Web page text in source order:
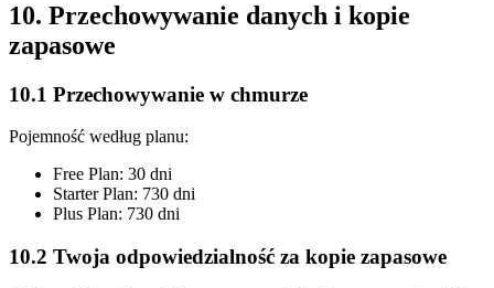
10. Przechowywanie danych i kopie
zapasowe
10.1 Przechowywanie w chmurze
Pojemność według planu:
Free Plan: 30 dni
Starter Plan: 730 dni
Plus Plan: 730 dni
10.2 Twoja odpowiedzialność za kopie zapasowe